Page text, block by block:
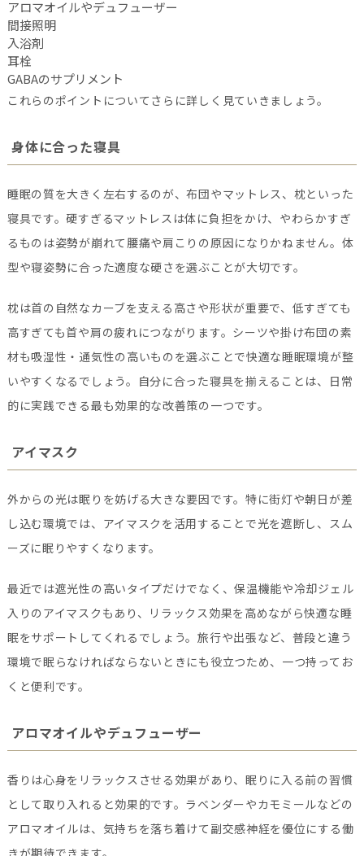
アロマオイルやデュフューザー
間接照明
入浴剤
耳栓
GABAのサプリメント
これらのポイントについてさらに詳しく見ていきましょう。
身体に合った寝具
睡眠の質を大きく左右するのが、布団やマットレス、枕といった
寝具です。硬すぎるマットレスは体に負担をかけ、やわらかすぎ
るものは姿勢が崩れて腰痛や肩こりの原因になりかねません。体
型や寝姿勢に合った適度な硬さを選ぶことが大切です。
枕は首の自然なカーブを支える高さや形状が重要で、低すぎても
高すぎても首や肩の疲れにつながります。シーツや掛け布団の素
材も吸湿性・通気性の高いものを選ぶことで快適な睡眠環境が整
いやすくなるでしょう。自分に合った寝具を揃えることは、日常
的に実践できる最も効果的な改善策の一つです。
アイマスク
外からの光は眠りを妨げる大きな要因です。特に街灯や朝日が差
し込む環境では、アイマスクを活用することで光を遮断し、スム
ーズに眠りやすくなります。
最近では遮光性の高いタイプだけでなく、保温機能や冷却ジェル
入りのアイマスクもあり、リラックス効果を高めながら快適な睡
眠をサポートしてくれるでしょう。旅行や出張など、普段と違う
環境で眠らなければならないときにも役立つため、一つ持ってお
くと便利です。
アロマオイルやデュフューザー
香りは心身をリラックスさせる効果があり、眠りに入る前の習慣
として取り入れると効果的です。ラベンダーやカモミールなどの
アロマオイルは、気持ちを落ち着けて副交感神経を優位にする働